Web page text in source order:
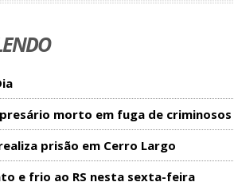
morto em fuga de criminosos
prisão em Cerro Largo
e frio ao RS nesta sexta-feira